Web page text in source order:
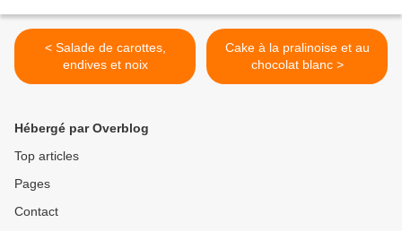
< Salade de carottes,
endives et noix
Cake à la pralinoise et au
chocolat blanc >
Hébergé par Overblog
Top articles
Pages
Contact